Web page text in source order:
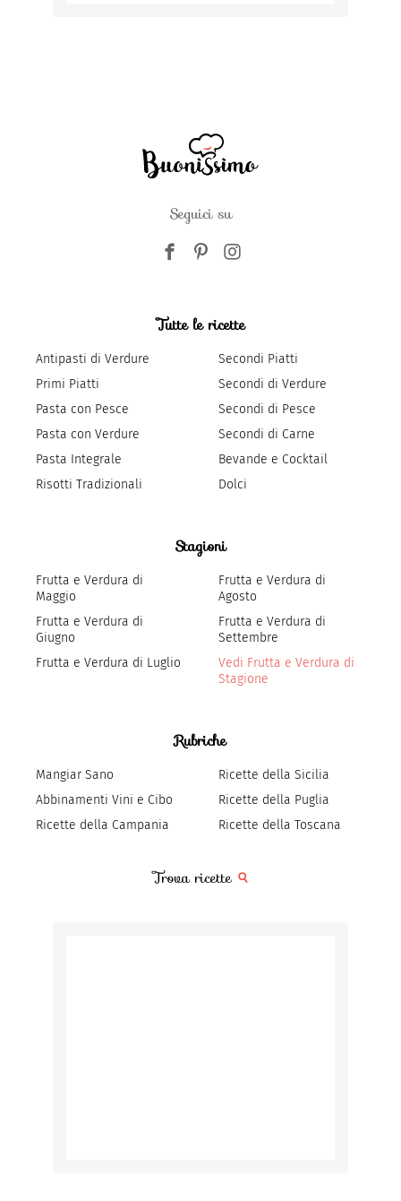
Seguici su
Tutte le ricette
Antipasti di Verdure
Primi Piatti
Pasta con Pesce
Pasta con Verdure
Pasta Integrale
Risotti Tradizionali
Secondi Piatti
Secondi di Verdure
Secondi di Pesce
Secondi di Carne
Bevande e Cocktail
Dolci
Stagioni
Frutta e Verdura di
Maggio
Frutta e Verdura di
Giugno
Frutta e Verdura di Luglio
Frutta e Verdura di
Agosto
Frutta e Verdura di
Settembre
Vedi Frutta e Verdura di
Stagione
Rubriche
Mangiar Sano
Abbinamenti Vini e Cibo
Ricette della Campania
Ricette della Sicilia
Ricette della Puglia
Ricette della Toscana
Trova ricette